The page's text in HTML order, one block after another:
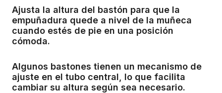
Ajusta la altura del bastón para que la
empuñadura quede a nivel de la muñeca
cuando estés de pie en una posición
cómoda.
Algunos bastones tienen un mecanismo de
ajuste en el tubo central, lo que facilita
cambiar su altura según sea necesario.